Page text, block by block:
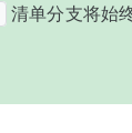
清单分支将始